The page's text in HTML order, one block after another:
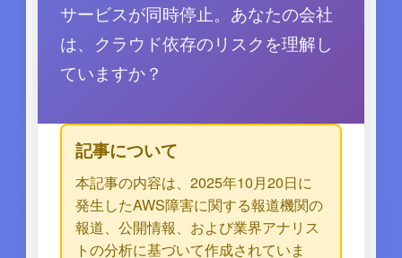
サービスが同時停止。あなたの会社
は、クラウド依存のリスクを理解し
ていますか？
記事について
本記事の内容は、2025年10月20日に
発生したAWS障害に関する報道機関の
報道、公開情報、および業界アナリス
トの分析に基づいて作成されていま